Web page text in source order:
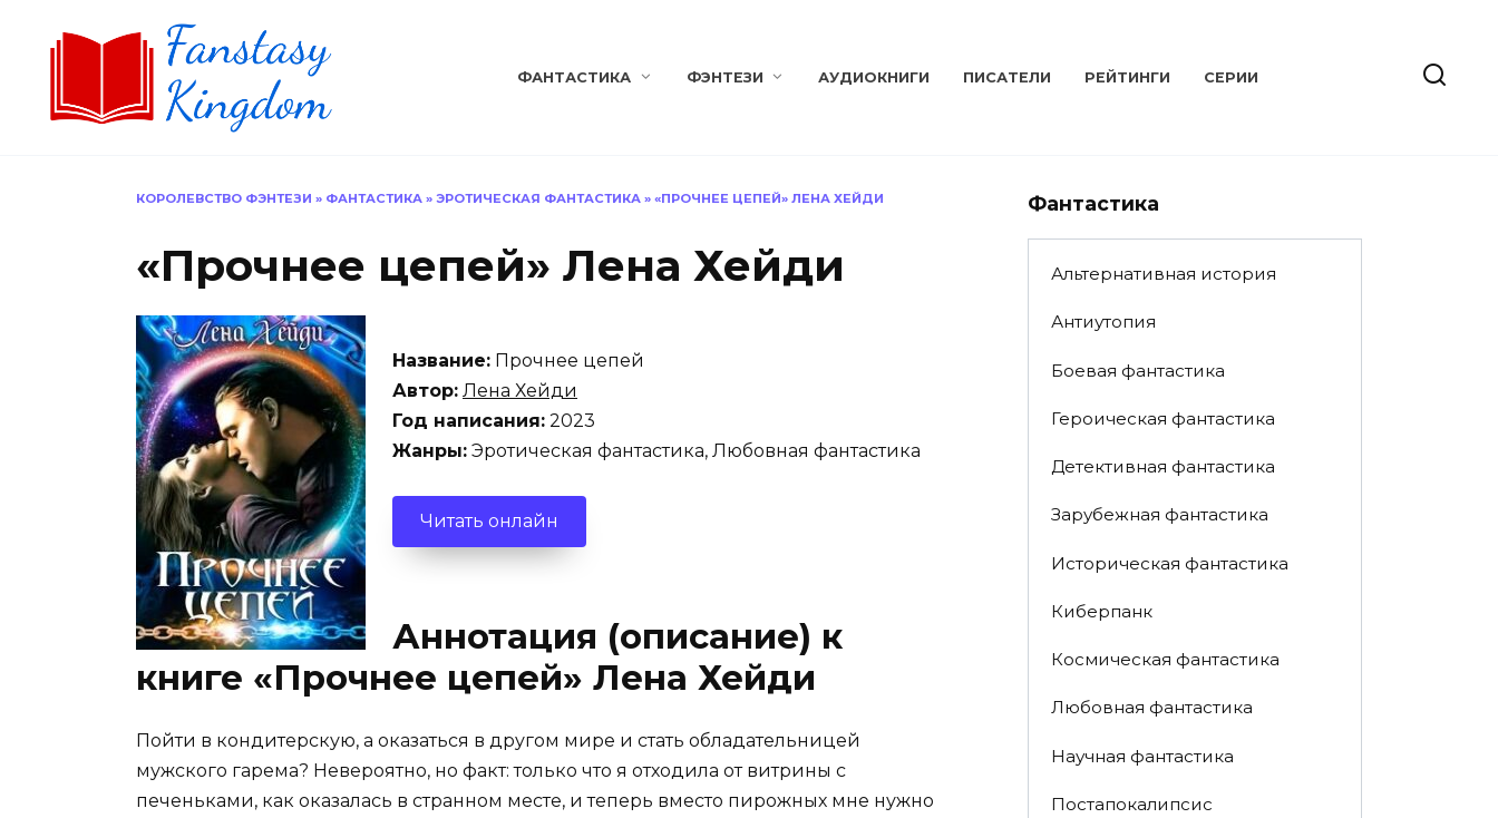
ФАНТАСТИКА ФЭНТЕЗИ АУДИОКНИГИ ПИСАТЕЛИ РЕЙТИНГИ СЕРИИ
КОРОЛЕВСТВО ФЭНТЕЗИ » ФАНТАСТИКА » ЭРОТИЧЕСКАЯ ФАНТАСТИКА » «ПРОЧНЕЕ ЦЕПЕЙ» ЛЕНА ХЕЙДИ
«Прочнее цепей» Лена Хейди
Название: Прочнее цепей
Автор: Лена Хейди
Год написания: 2023
Жанры: Эротическая фантастика, Любовная фантастика
Читать онлайн
Аннотация (описание) к
книге «Прочнее цепей» Лена Хейди
Пойти в кондитерскую, а оказаться в другом мире и стать обладательницей
мужского гарема? Невероятно, но факт: только что я отходила от витрины с
печеньками, как оказалась в странном месте, и теперь вместо пирожных мне нужно
Фантастика
Альтернативная история
Антиутопия
Боевая фантастика
Героическая фантастика
Детективная фантастика
Зарубежная фантастика
Историческая фантастика
Киберпанк
Космическая фантастика
Любовная фантастика
Научная фантастика
Постапокалипсис